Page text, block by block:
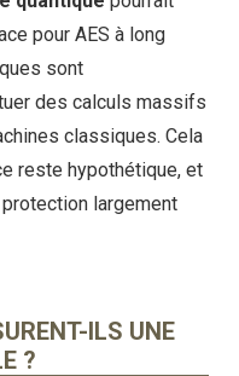
pour AES à long
sont
des calculs massifs
classiques. Cela
reste hypothétique, et
largement
ILS UNE
?